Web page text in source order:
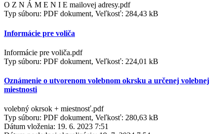
O Z N Á M E N I E mailovej adresy.pdf
Typ súboru: PDF dokument, Veľkosť: 284,43 kB
Informácie pre voliča
Informácie pre voliča.pdf
Typ súboru: PDF dokument, Veľkosť: 224,01 kB
Oznámenie o utvorenom volebnom okrsku a určenej volebnej
miestnosti
volebný okrsok + miestnosť.pdf
Typ súboru: PDF dokument, Veľkosť: 280,63 kB
Dátum vloženia: 19. 6. 2023 7:51